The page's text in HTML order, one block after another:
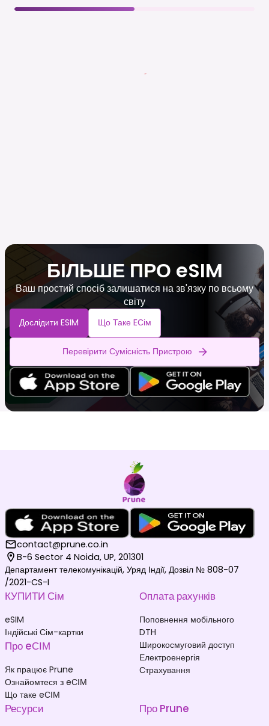
БІЛЬШЕ ПРО eSIM
Ваш простий спосіб залишатися на зв'язку по всьому
світу
Дослідити ESIM Що Таке EСім
Перевірити Сумісність Пристрою
contact@prune.co.in
B-6 Sector 4 Noida, UP, 201301
Департамент телекомунікацій, Уряд Індії, Дозвіл № 808-07
/2021-CS-I
КУПИТИ Сім
eSIM
Індійські Сім-картки
Про eСІМ
Як працює Prune
Ознайомтеся з eСІМ
Що таке eСІМ
Оплата рахунків
Поповнення мобільного
DTH
Широкосмуговий доступ
Електроенергія
Страхування
Ресурси Про Prune